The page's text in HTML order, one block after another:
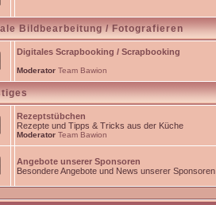
Bildbearbeitung / Fotografieren
Digitales Scrapbooking / Scrapbooking
Moderator Team Bawion
Rezeptstübchen
Rezepte und Tipps & Tricks aus der Küche
Moderator Team Bawion
Angebote unserer Sponsoren
Besondere Angebote und News unserer Sponsoren